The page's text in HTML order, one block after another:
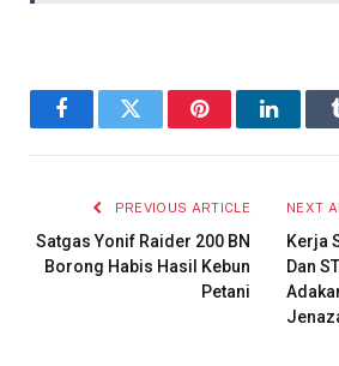
FacebookTwitter Pinterest
PREVIOUS ARTICLE
Satgas Yonif Raider 200 BN
Borong Habis Hasil Kebun
Petani
NEXT
Kerja
Dan